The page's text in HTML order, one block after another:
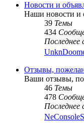
Новости и
Наши новости и
39 Темы
434
Последнее
Отзывы,
Ваши отзывы,
46 Темы
478
Последнее